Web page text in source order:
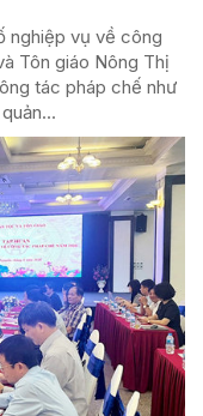
nghiệp vụ về công
Tôn giáo Nông Thị
tác pháp chế như